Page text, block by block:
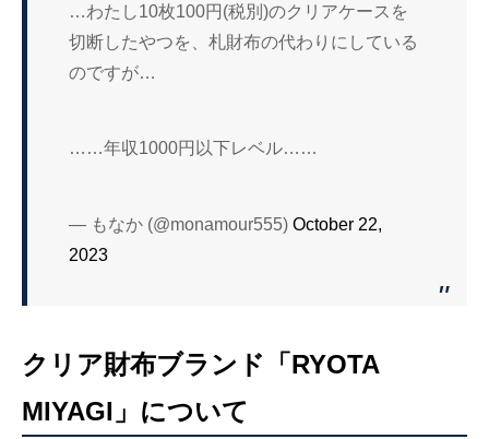
…わたし10枚100円(税別)のクリアケースを
切断したやつを、札財布の代わりにしている
のですが…
……年収1000円以下レベル……
— もなか (@monamour555)October 22,
2023
クリア財布ブランド「RYOTA
MIYAGI」について